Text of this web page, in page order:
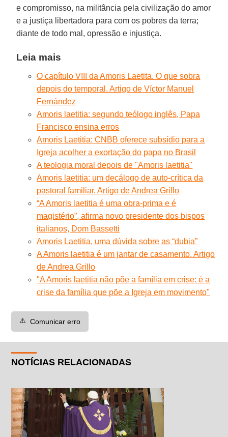
e compromisso, na militância pela civilização do amor
e a justiça libertadora para com os pobres da terra;
diante de todo mal, opressão e injustiça.
Leia mais
O capítulo VIII da Amoris Laetita. O que sobra
depois do temporal. Artigo de Víctor Manuel
Fernández
Amoris laetitia: segundo teólogo inglês, Papa
Francisco ensina erros
Amoris Laetitia: CNBB oferece subsídio para a
Igreja acolher a exortação do papa no Brasil
A teologia moral depois de "Amoris laetitia"
Amoris laetitia: um decálogo de auto-crítica da
pastoral familiar. Artigo de Andrea Grillo
“A Amoris laetitia é uma obra-prima e é
magistério”, afirma novo presidente dos bispos
italianos, Dom Bassetti
Amoris Laetitia, uma dúvida sobre as “dubia”
A Amoris laetitia é um jantar de casamento. Artigo
de Andrea Grillo
"A Amoris laetitia não põe a família em crise: é a
crise da família que põe a Igreja em movimento"
⚠️ Comunicar erro
NOTÍCIAS RELACIONADAS